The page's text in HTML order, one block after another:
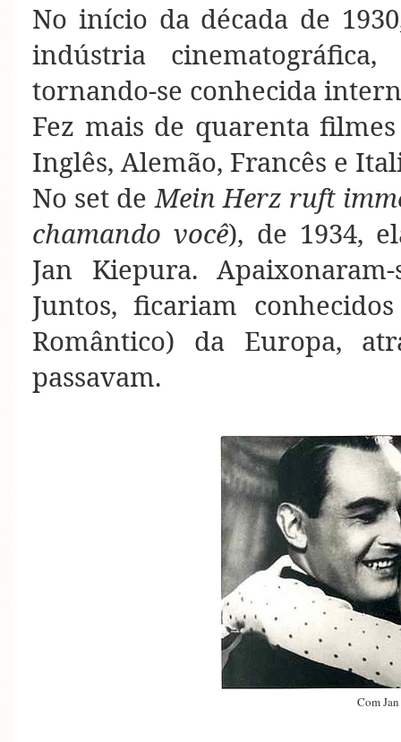
No início da década de
indústria
tornando-se conhecida
Fez mais de quarenta
Inglês, Alemão, Francês e
No set deMein Herz ruft
chamando você), de 1934,
Jan Kiepura.
Juntos, ficariam
Romântico) da Europa,
passavam.
Com